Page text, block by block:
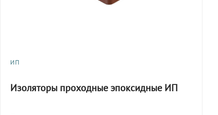
ИП
Изоляторы проходные эпоксидные ИП